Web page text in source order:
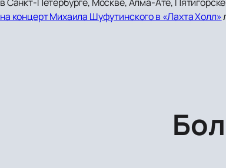
на концерт Михаила Шуфутинского в «Лахта Холл»